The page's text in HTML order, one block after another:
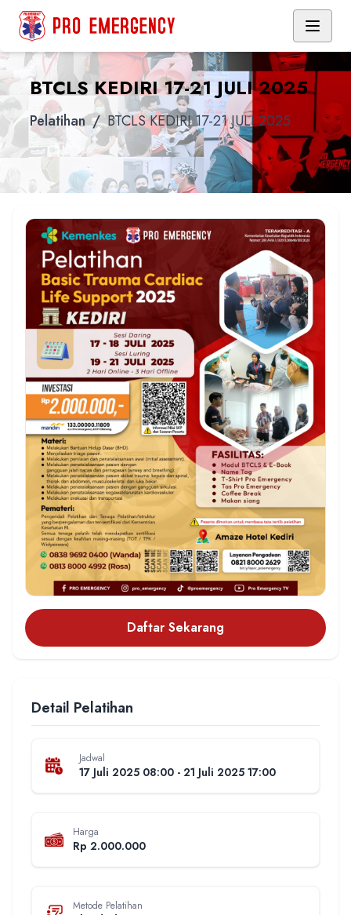
BTCLS KEDIRI 17-21 JULI 2025
Pelatihan /BTCLS KEDIRI 17-21 JULI 2025
Daftar Sekarang
Detail Pelatihan
Jadwal
17 Juli 2025 08:00 - 21 Juli 2025 17:00
Harga
Rp 2.000.000
Metode Pelatihan